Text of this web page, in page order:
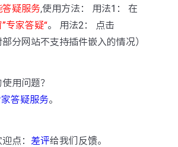
疑服务,使用方法： 用法1： 在
专家答疑“。 用法2： 点击
部分网站不支持插件嵌入的情况）
用问题？
答疑服务。
点： 差评给我们反馈。